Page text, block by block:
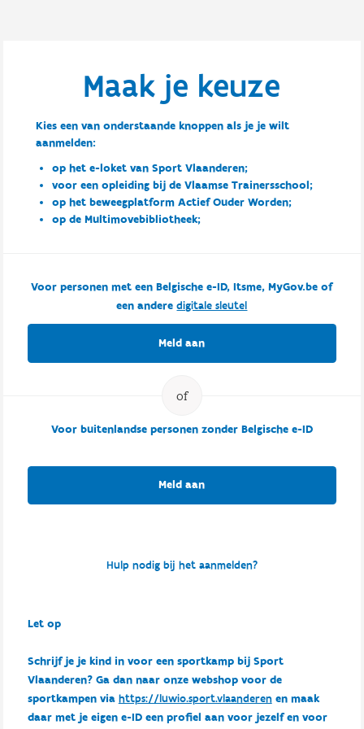
Maak je keuze
Kies een van onderstaande knoppen als je je wilt
aanmelden:
op het e-loket van Sport Vlaanderen;
voor een opleiding bij de Vlaamse Trainersschool;
op het beweegplatform Actief Ouder Worden;
op de Multimovebibliotheek;
Voor personen met een Belgische e-ID, Itsme, MyGov.be of
een anderedigitale sleutel
Meld aan
Voor buitenlandse personen zonder Belgische e-ID
Meld aan
Hulp nodig bij het aanmelden?
Let op
Schrijf je je kind in voor een sportkamp bij Sport
Vlaanderen? Ga dan naar onze webshop voor de
sportkampen via https://luwio.sport.vlaanderenen maak
daar met je eigen e-ID een profiel aan voor jezelf en voor